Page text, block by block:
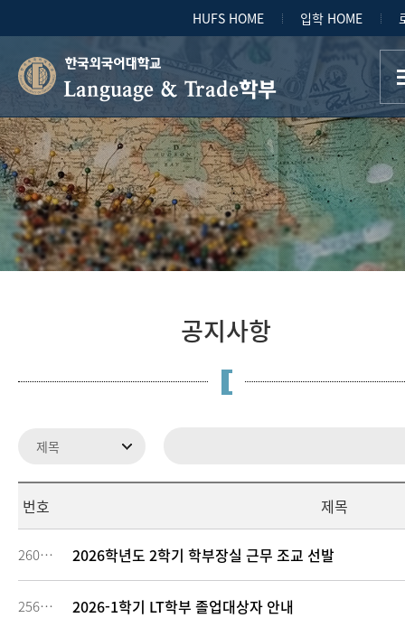
HUFS HOME 입학 HOME
Language & Trade학부
공지사항
번호 제목
260928 2026학년도 2학기 학부장실 근무 조교 선발
256825 2026-1학기 LT학부 졸업대상자 안내